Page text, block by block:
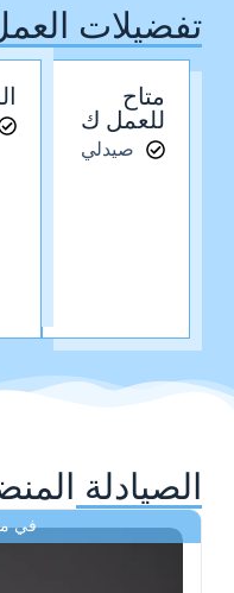
تفضيلات
متاح
للعمل ك
صيدلي
الصيادلة
في